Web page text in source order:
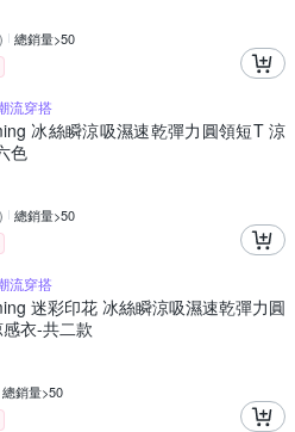
) 總銷量>50
流穿搭
冰絲瞬涼吸濕速乾彈力圓領短T 涼
色
) 總銷量>50
流穿搭
迷彩印花 冰絲瞬涼吸濕速乾彈力圓
衣-共二款
總銷量>50